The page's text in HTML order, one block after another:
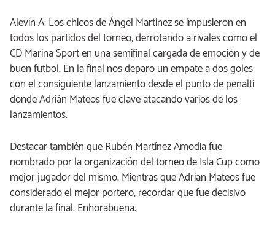
Alevín A: Los chicos de Ángel Martínez se impusieron en
todos los partidos del torneo, derrotando a rivales como el
CD Marina Sport en una semifinal cargada de emoción y de
buen futbol. En la final nos deparo un empate a dos goles
con el consiguiente lanzamiento desde el punto de penalti
donde Adrián Mateos fue clave atacando varios de los
lanzamientos.
Destacar también que Rubén Martínez Amodia fue
nombrado por la organización del torneo de Isla Cup como
mejor jugador del mismo. Mientras que Adrian Mateos fue
considerado el mejor portero, recordar que fue decisivo
durante la final. Enhorabuena.